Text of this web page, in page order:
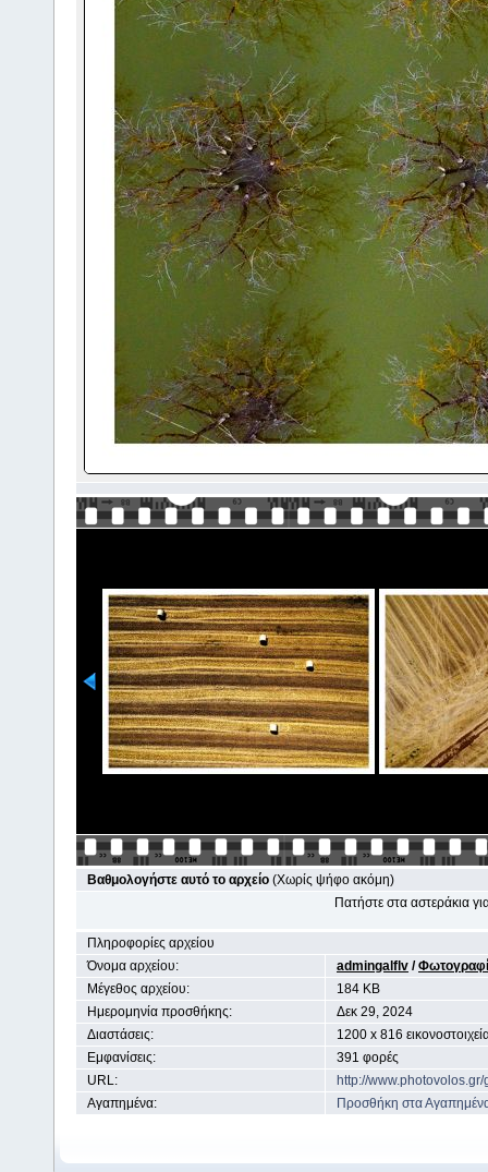
Βαθμολογήστε αυτό το αρχείο (Χωρίς ψήφο ακόμη)
Πατήστε στα αστεράκια
Πληροφορίες αρχείου
Όνομα αρχείου:
admingalflv /
Μέγεθος αρχείου:
184 KB
Ημερομηνία προσθήκης:
Δεκ 29, 2024
Διαστάσεις:
1200 x 816
Εμφανίσεις:
391 φορές
URL:
http://
Αγαπημένα:
Προσθήκη στα